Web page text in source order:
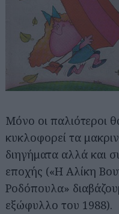
Μόνο οι παλιότεροι
κυκλοφορεί τα
διηγήματα αλλά και
εποχής («Η Αλίκη
Ροδόπουλα»
εξώφυλλο του 1988).